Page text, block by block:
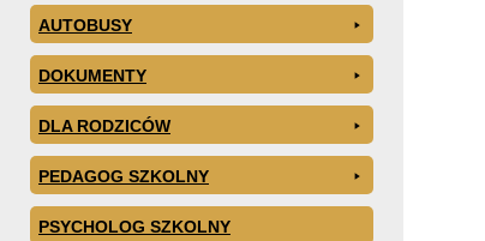
AUTOBUSY
DOKUMENTY
DLA RODZICÓW
PEDAGOG SZKOLNY
PSYCHOLOG SZKOLNY